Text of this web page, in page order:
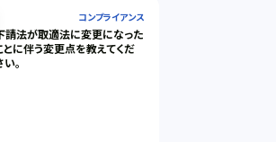
コンプライアンス
請法が取適法に変更になった
とに伴う変更点を教えてくだ
い。